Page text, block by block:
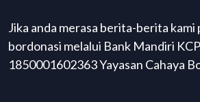
Jika anda merasa berita-berita
bordonasi melalui Bank Mandiri
1850001602363 Yayasan Cahaya